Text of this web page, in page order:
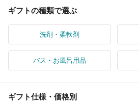
ギフトの種類で選ぶ
洗剤・柔軟剤
バス・お風呂用品
ギフト仕様・価格別